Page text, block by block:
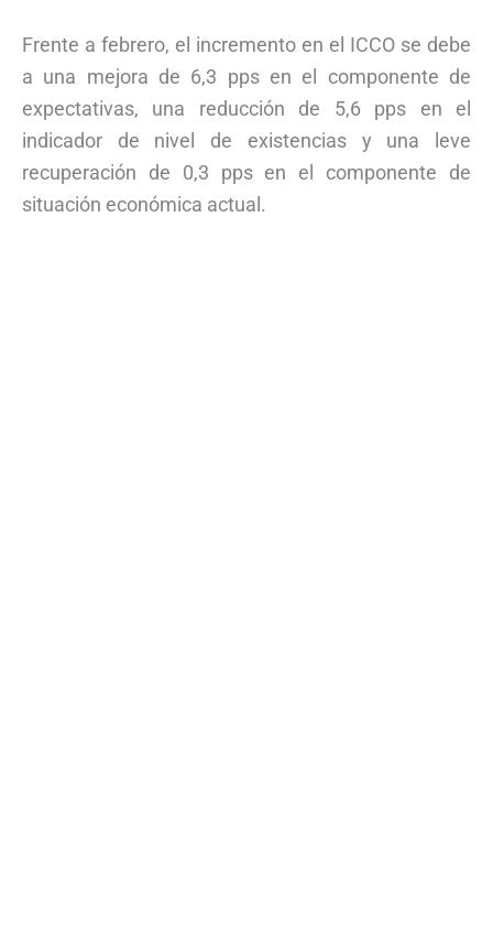
Frente a febrero, el incremento en el ICCO se debe
a una mejora de 6,3 pps en el componente de
expectativas, una reducción de 5,6 pps en el
indicador de nivel de existencias y una leve
recuperación de 0,3 pps en el componente de
situación económica actual.